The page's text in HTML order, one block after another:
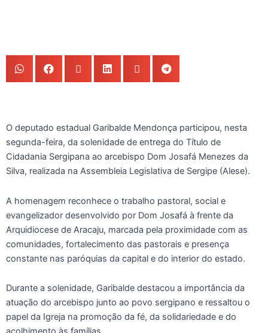
O deputado estadual Garibalde Mendonça participou, nesta
segunda-feira, da solenidade de entrega do Título de
Cidadania Sergipana ao arcebispo Dom Josafá Menezes da
Silva, realizada na Assembleia Legislativa de Sergipe (Alese).
A homenagem reconhece o trabalho pastoral, social e
evangelizador desenvolvido por Dom Josafá à frente da
Arquidiocese de Aracaju, marcada pela proximidade com as
comunidades, fortalecimento das pastorais e presença
constante nas paróquias da capital e do interior do estado.
Durante a solenidade, Garibalde destacou a importância da
atuação do arcebispo junto ao povo sergipano e ressaltou o
papel da Igreja na promoção da fé, da solidariedade e do